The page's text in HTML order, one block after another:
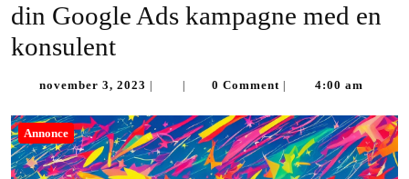
din Google Ads kampagne med en
konsulent
november 3, 2023 november
2023
0 Comment 4:00 am
Annonce